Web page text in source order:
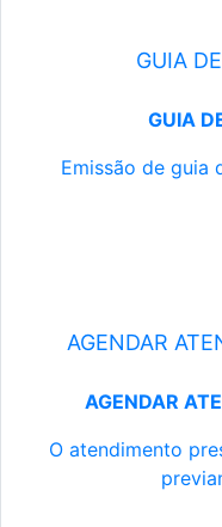
GUIA
GUIA
Emissão de guia
AGENDAR
AGENDAR
O atendimento